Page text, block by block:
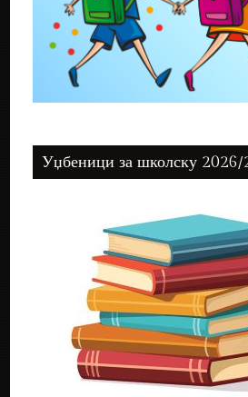
Уџбеници за школску 2026/